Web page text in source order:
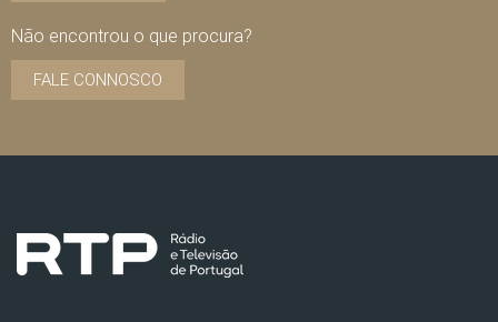
Não encontrou o que procura?
FALE CONNOSCO